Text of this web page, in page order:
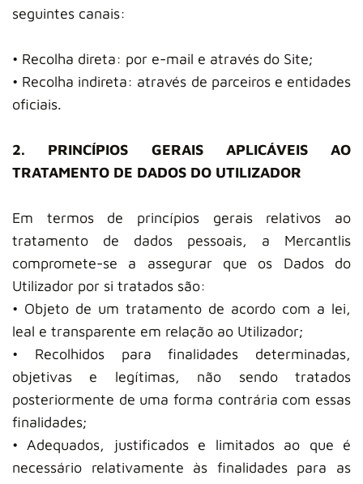
seguintes canais:
• Recolha direta: por e-mail e através do Site;
• Recolha indireta: através de parceiros e entidades
oficiais.
2. PRINCÍPIOS GERAIS APLICÁVEIS AO
TRATAMENTO DE DADOS DO UTILIZADOR
Em termos de princípios gerais relativos ao
tratamento de dados pessoais, a Mercantlis
compromete-se a assegurar que os Dados do
Utilizador por si tratados são:
• Objeto de um tratamento de acordo com a lei,
leal e transparente em relação ao Utilizador;
• Recolhidos para finalidades determinadas,
objetivas e legítimas, não sendo tratados
posteriormente de uma forma contrária com essas
finalidades;
• Adequados, justificados e limitados ao que é
necessário relativamente às finalidades para as